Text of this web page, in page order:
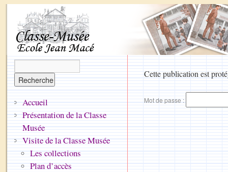
Cette publication est
Mot de passe :
Accueil
Présentation de la Classe
Musée
Visite de la Classe Musée
Les collections
Plan d’accès